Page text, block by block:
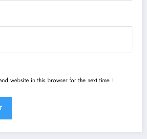
website in this browser for the next time I